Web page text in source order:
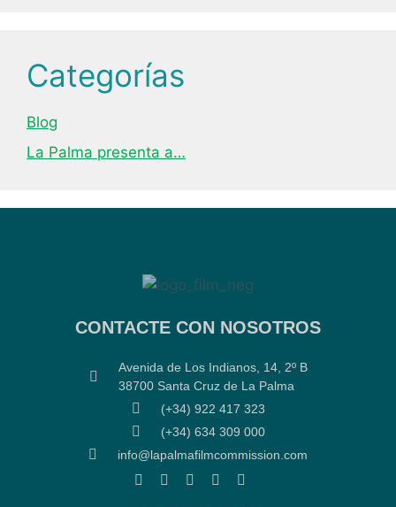
Categorías
Blog
La Palma presenta a…
CONTACTE CON NOSOTROS
Avenida de Los Indianos, 14, 2º B
38700 Santa Cruz de La Palma
(+34) 922 417 323
(+34) 634 309 000
info@lapalmafilmcommission.com